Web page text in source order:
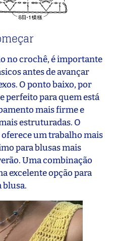
no crochê, é importante
antes de avançar
O ponto baixo, por
perfeito para quem está
mais firme e
estruturadas. O
um trabalho mais
para blusas mais
Uma combinação
excelente opção para
blusa.